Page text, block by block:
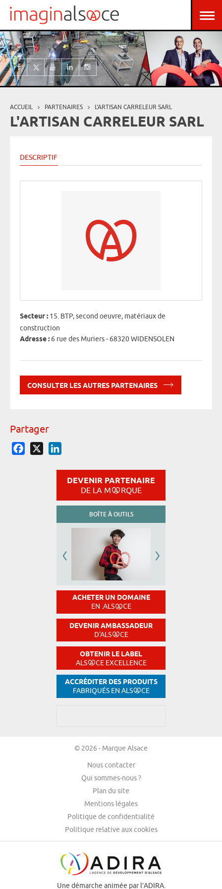
Aller au contenu principal
Vous êtes ici
ACCUEIL PARTENAIRES L'ARTISAN CARRELEUR SARL
L'ARTISAN CARRELEUR SARL
DESCRIPTIF
Secteur : 15. BTP, second oeuvre, matériaux de
construction
Adresse : 6 rue des Muriers - 68320 WIDENSOLEN
CONSULTER LES AUTRES PARTENAIRES
Partager
Facebook
DEVENIR PARTENAIRE
DE LA M RQUE
BOÎTE À OUTILS
ACHETER UN DOMAINE
EN .ALS CE
DEVENIR AMBASSADEUR
D'ALS CE
OBTENIR LE LABEL
ALS CE EXCELLENCE
ACCRÉDITER DES PRODUITS
FABRIQUÉS EN ALS CE
© 2026 - Marque Alsace
Nous contacter
Qui sommes-nous ?
Plan du site
Mentions légales
Politique de confidentialité
Politique relative aux cookies
Une démarche animée par l’ADIRA.
Panneau de gestion des cookies